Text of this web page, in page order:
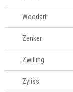
Woodart
Zenker
Zwilling
Zyliss